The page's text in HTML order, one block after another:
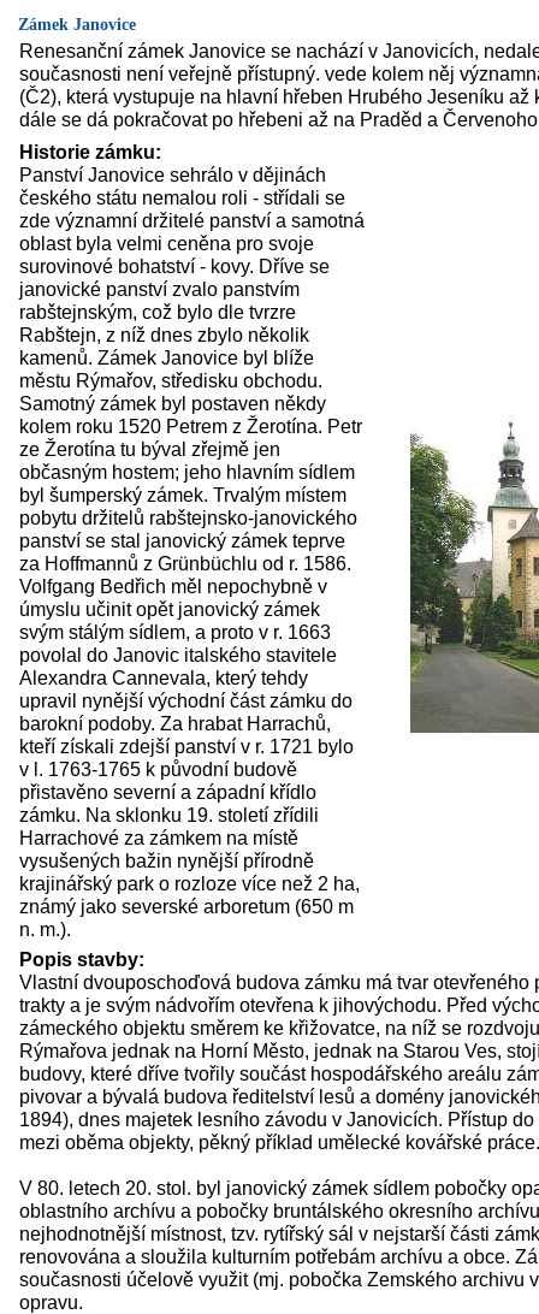
Zámek Janovice
Renesanční zámek Janovice se nachází v Janovicích,
současnosti není veřejně přístupný. vede kolem něj
(Č2), která vystupuje na hlavní hřeben Hrubého Jeseníku až
dále se dá pokračovat po hřebeni až na Praděd a
Historie zámku:
Panství Janovice sehrálo v dějinách
českého státu nemalou roli - střídali se
zde významní držitelé panství a samotná
oblast byla velmi ceněna pro svoje
surovinové bohatství - kovy. Dříve se
janovické panství zvalo panstvím
rabštejnským, což bylo dle tvrzre
Rabštejn, z níž dnes zbylo několik
kamenů. Zámek Janovice byl blíže
městu Rýmařov, středisku obchodu.
Samotný zámek byl postaven někdy
kolem roku 1520 Petrem z Žerotína. Petr
ze Žerotína tu býval zřejmě jen
občasným hostem; jeho hlavním sídlem
byl šumperský zámek. Trvalým místem
pobytu držitelů rabštejnsko-janovického
panství se stal janovický zámek teprve
za Hoffmannů z Grünbüchlu od r. 1586.
Volfgang Bedřich měl nepochybně v
úmyslu učinit opět janovický zámek
svým stálým sídlem, a proto v r. 1663
povolal do Janovic italského stavitele
Alexandra Cannevala, který tehdy
upravil nynější východní část zámku do
barokní podoby. Za hrabat Harrachů,
kteří získali zdejší panství v r. 1721 bylo
v l. 1763-1765 k původní budově
přistavěno severní a západní křídlo
zámku. Na sklonku 19. století zřídili
Harrachové za zámkem na místě
vysušených bažin nynější přírodně
krajinářský park o rozloze více než 2 ha,
známý jako severské arboretum (650 m
n. m.).
Popis stavby:
Vlastní dvouposchoďová budova zámku má tvar otevřeného
trakty a je svým nádvořím otevřena k jihovýchodu. Před
zámeckého objektu směrem ke křižovatce, na níž se
Rýmařova jednak na Horní Město, jednak na Starou Ves,
budovy, které dříve tvořily součást hospodářského areálu
pivovar a bývalá budova ředitelství lesů a domény
1894), dnes majetek lesního závodu v Janovicích. Přístup
mezi oběma objekty, pěkný příklad umělecké kovářské práce.
V 80. letech 20. stol. byl janovický zámek sídlem pobočky
oblastního archívu a pobočky bruntálského okresního
nejhodnotnější místnost, tzv. rytířský sál v nejstarší části
renovována a sloužila kulturním potřebám archívu a obce.
současnosti účelově využit (mj. pobočka Zemského archivu
opravu.